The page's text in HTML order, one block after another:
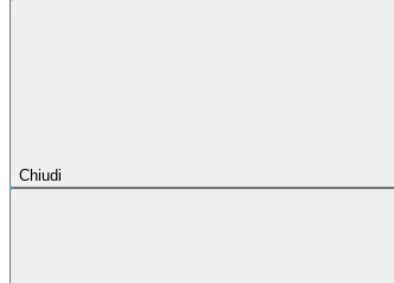
Chiudi